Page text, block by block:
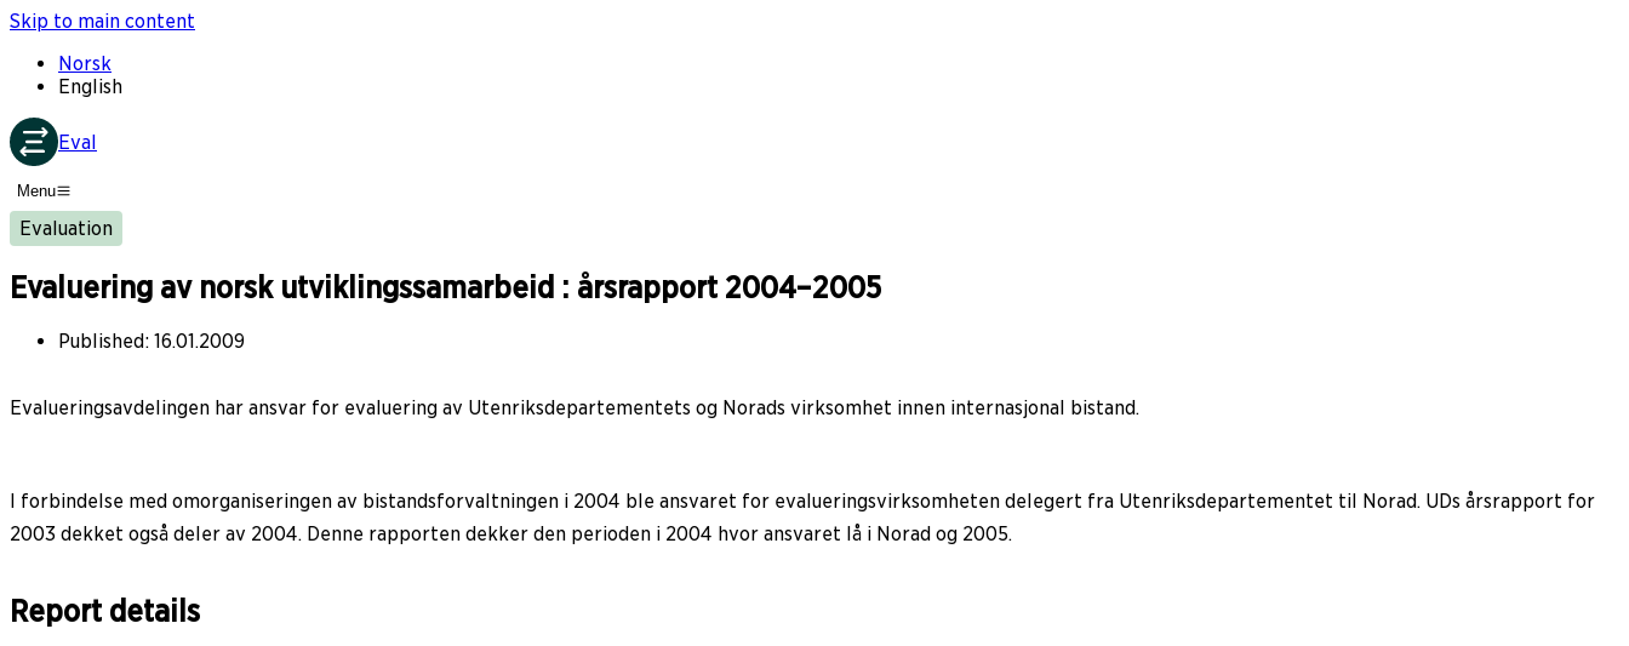
Skip to main content
Norsk
English
Eval
Menu
Evaluation
Evaluering av norsk utviklingssamarbeid : årsrapport 2004–2005
Published: 16.01.2009
Evalueringsavdelingen har ansvar for evaluering av Utenriksdepartementets og Norads virksomhet innen internasjonal bistand.
I forbindelse med omorganiseringen av bistandsforvaltningen i 2004 ble ansvaret for evalueringsvirksomheten delegert fra Utenriksdepartementet til Norad. UDs årsrapport for
2003 dekket også deler av 2004. Denne rapporten dekker den perioden i 2004 hvor ansvaret lå i Norad og 2005.
Report details